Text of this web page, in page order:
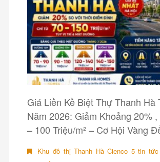
Giá Liền Kề Biệt Thự Thanh Hà
Năm 2026: Giảm Khoảng 20%
– 100 Triệu/m² – Cơ Hội Vàng
Khu đô thị Thanh Hà Cienco 5 tin tức